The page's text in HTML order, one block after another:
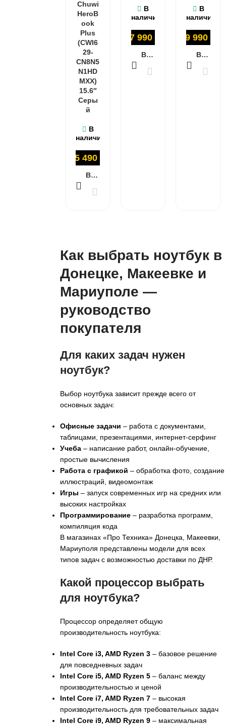
Chuwi
HeroB
ook
Plus
(CWI6
29-
CN8N5
N1HD
MXX)
15.6″
Серы
й
В
наличии
25 490
В КОРЗИНУ
В
наличии
27 990
В КОРЗИНУ
В
наличии
29 990
В КОРЗИНУ
Как выбрать ноутбук в
Донецке, Макеевке и
Мариуполе —
руководство
покупателя
Для каких задач нужен
ноутбук?
Выбор ноутбука зависит прежде всего от
основных задач:
Офисные задачи – работа с документами,
таблицами, презентациями, интернет-серфинг
Учеба – написание работ, онлайн-обучение,
простые вычисления
Работа с графикой – обработка фото, создание
иллюстраций, видеомонтаж
Игры – запуск современных игр на средних или
высоких настройках
Программирование – разработка программ,
компиляция кода
В магазинах «Про Техника» Донецка, Макеевки,
Мариуполя представлены модели для всех
типов задач с возможностью доставки по ДНР.
Какой процессор выбрать
для ноутбука?
Процессор определяет общую
производительность ноутбука:
Intel Core i3, AMD Ryzen 3 – базовое решение
для повседневных задач
Intel Core i5, AMD Ryzen 5 – баланс между
производительностью и ценой
Intel Core i7, AMD Ryzen 7 – высокая
производительность для требовательных задач
Intel Core i9, AMD Ryzen 9 – максимальная